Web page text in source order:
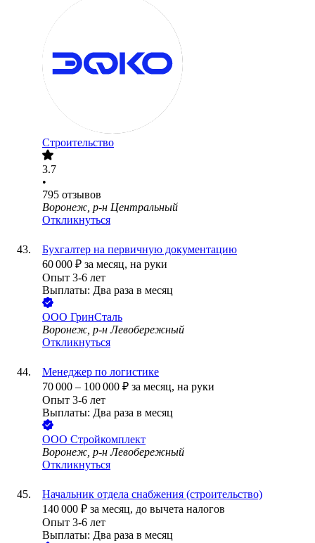
Строительство
3.7
•
795 отзывов
Воронеж, р-н Центральный
Откликнуться
Бухгалтер на первичную документацию
60 000 ₽ за месяц, на руки
Опыт 3-6 лет
Выплаты: Два раза в месяц
ООО ГринСталь
Воронеж, р-н Левобережный
Откликнуться
Менеджер по логистике
70 000 – 100 000 ₽ за месяц, на руки
Опыт 3-6 лет
Выплаты: Два раза в месяц
ООО Стройкомплект
Воронеж, р-н Левобережный
Откликнуться
Начальник отдела снабжения (строительство)
140 000 ₽ за месяц, до вычета налогов
Опыт 3-6 лет
Выплаты: Два раза в месяц